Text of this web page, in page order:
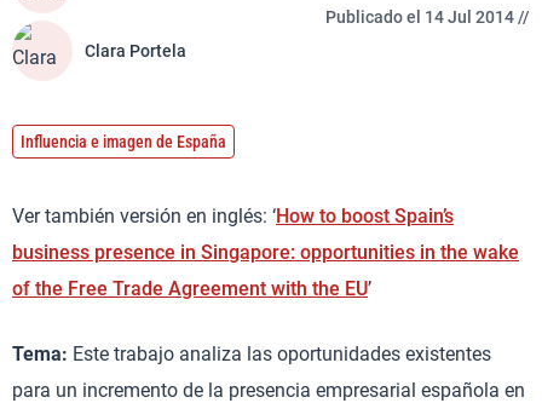
Clara Portela
Publicado el 14 Jul 2014 //
Influencia e imagen de España
Ver también versión en inglés: ‘How to boost Spain’s
business presence in Singapore: opportunities in the wake
of the Free Trade Agreement with the EU’
Tema: Este trabajo analiza las oportunidades existentes
para un incremento de la presencia empresarial española en